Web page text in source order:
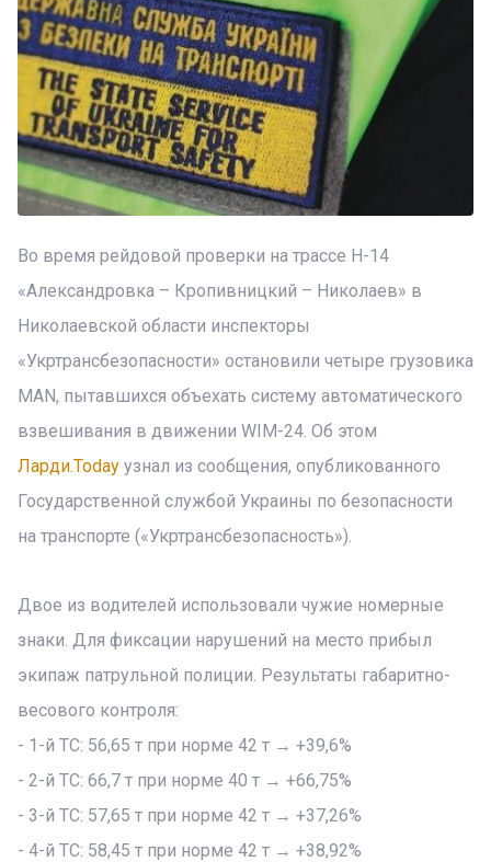
Во время рейдовой проверки на трассе Н-14
«Александровка – Кропивницкий – Николаев» в
Николаевской области инспекторы
«Укртрансбезопасности» остановили четыре грузовика
MAN, пытавшихся объехать систему автоматического
взвешивания в движении WIM-24. Об этом
Ларди.Today узнал из сообщения, опубликованного
Государственной службой Украины по безопасности
на транспорте («Укртрансбезопасность»).
Двое из водителей использовали чужие номерные
знаки. Для фиксации нарушений на место прибыл
экипаж патрульной полиции. Результаты габаритно-
весового контроля:
- 1-й ТС: 56,65 т при норме 42 т → +39,6%
- 2-й ТС: 66,7 т при норме 40 т → +66,75%
- 3-й ТС: 57,65 т при норме 42 т → +37,26%
- 4-й ТС: 58,45 т при норме 42 т → +38,92%